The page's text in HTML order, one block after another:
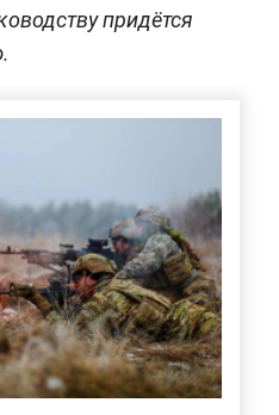
придётся